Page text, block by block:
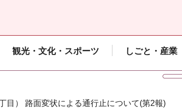
観光・文化・スポーツ しごと・産業
目） 路面変状による通行止について(第2報)